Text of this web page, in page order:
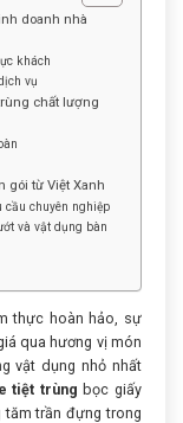
doanh nhà
khách
vụ
chất lượng
gói từ Việt Xanh
cầu chuyên nghiệp
và vật dụng bàn
thực hoàn hảo, sự
qua hương vị món
vật dụng nhỏ nhất
tiệt trùng bọc giấy
trần đựng trong